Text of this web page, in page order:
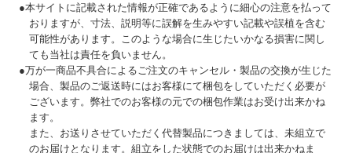
●本サイトに記載された情報が正確であるように細心の注意を払って
おりますが、寸法、説明等に誤解を生みやすい記載や誤植を含む
可能性があります。このような場合に生じたいかなる損害に関し
ても当社は責任を負いません。
●万が一商品不具合によるご注文のキャンセル・製品の交換が生じた
場合、製品のご返送時にはお客様にて梱包をしていただく必要が
ございます。弊社でのお客様の元での梱包作業はお受け出来かね
ます。
また、お送りさせていただく代替製品につきましては、未組立で
のお届けとなります。組立をした状態でのお届けは出来かねま